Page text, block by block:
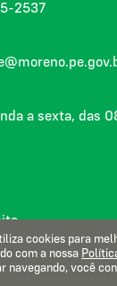
2537
a sexta, das
frequentes
cookies para
com a nossa
navegando, você